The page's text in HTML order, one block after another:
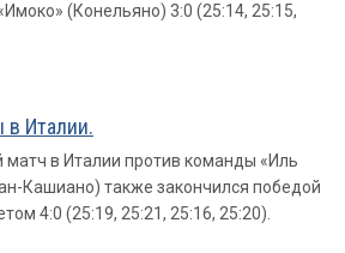
(Конельяно) 3:0 (25:14, 25:15,
в Италии.
матч в Италии против команды «Иль
Кашиано) также закончился победой
4:0 (25:19, 25:21, 25:16, 25:20).